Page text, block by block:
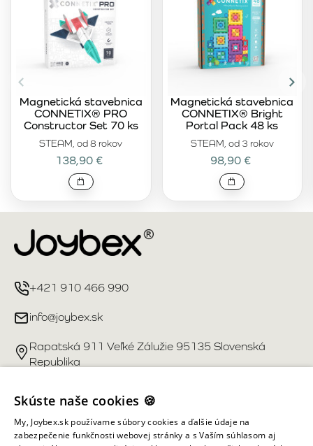
STEAM, od 8 rokov
Magnetická stavebnica
CONNETIX® PRO
Constructor Set 70 ks
138,90 €
STEAM, od 3 rokov
Magnetická stavebnica
CONNETIX® Bright
Portal Pack 48 ks
98,90 €
+421 910 466 990
info@joybex.sk
Rapatská 911 Veľké Zálužie 95135 Slovenská
Republika
Užitočné odkazy
Účet
Skúste naše cookies 🍪
My, Joybex.sk používame súbory cookies a ďalšie údaje na
zabezpečenie funkčnosti webovej stránky a s Vaším súhlasom aj